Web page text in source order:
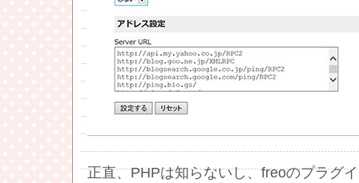
正直、PHPは知らないし、freoのプラグ